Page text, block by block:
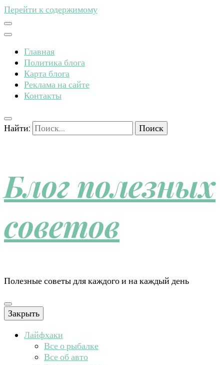
Перейти к содержимому
Главная
Политика блога
Карта блога
Реклама на сайте
Контакты
Найти:
Блог полезных
советов
Полезные советы для каждого и на каждый день
Закрыть
Лайфхаки
Все о рыбалке
Все об авто